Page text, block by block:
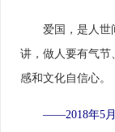
爱国，是人世间
讲，做人要有气
感和文化自信心。
——2018年5